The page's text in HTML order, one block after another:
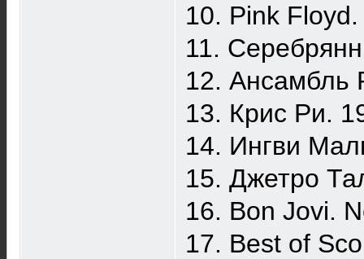
10. Pink
11.
12. Ансамбль
13. Крис Ри.
14. Ингви
15. Джетро
16. Bon Jovi.
17. Best of